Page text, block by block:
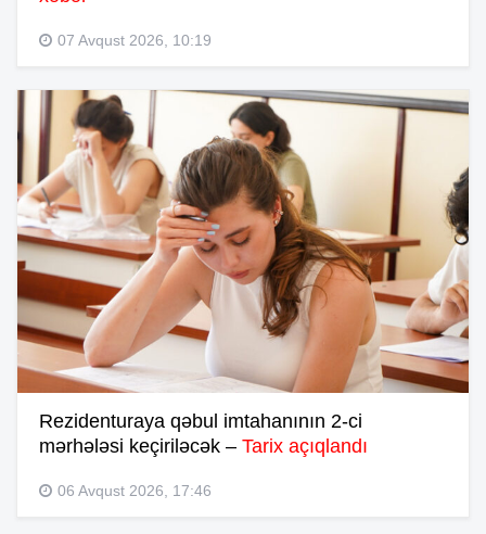
07 Avqust 2026, 10:19
Rezidenturaya qəbul imtahanının 2-ci
mərhələsi keçiriləcək – Tarix açıqlandı
06 Avqust 2026, 17:46